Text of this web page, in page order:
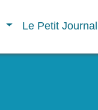
Le Petit